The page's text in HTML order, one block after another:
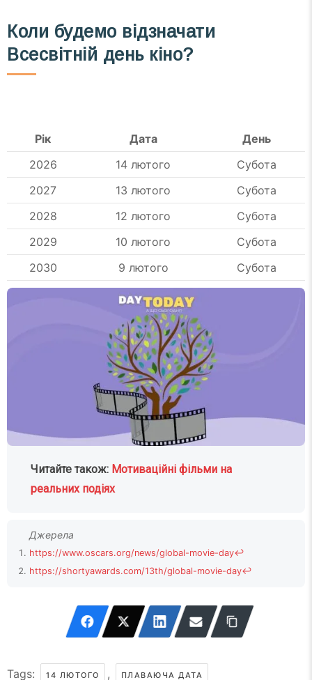
Коли будемо відзначати
Всесвітній день кіно?
Рік Дата
День
2026
14 лютого
Субота
2027
13 лютого
Субота
2028
12 лютого
Субота
2029
10 лютого
Субота
2030
9 лютого Субота
Читайте також: Мотиваційні фільми на
реальних подіях
https://www.oscars.org/news/global-movie-day↩
https://shortyawards.com/13th/global-movie-day↩
Tags: 14 ЛЮТОГО , ПЛАВАЮЧА ДАТА